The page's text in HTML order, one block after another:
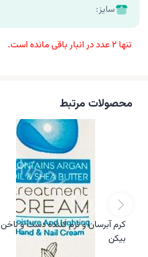
سایز:
تنها 2 عدد در انبار باقی مانده است.
محصولات مرتبط
کرم آبرسان و نرم کننده دست و ناخن
بیکن